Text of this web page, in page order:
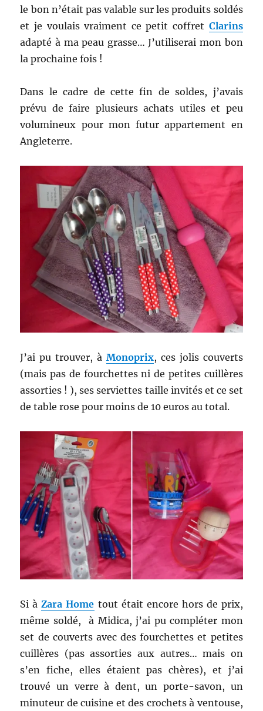
le bon n’était pas valable sur les produits soldés
et je voulais vraiment ce petit coffret Clarins
adapté à ma peau grasse… J’utiliserai mon bon
la prochaine fois !
Dans le cadre de cette fin de soldes, j’avais
prévu de faire plusieurs achats utiles et peu
volumineux pour mon futur appartement en
Angleterre.
J’ai pu trouver, à Monoprix, ces jolis couverts
(mais pas de fourchettes ni de petites cuillères
assorties ! ), ses serviettes taille invités et ce set
de table rose pour moins de 10 euros au total.
Si àZara Home tout était encore hors de prix,
même soldé, à Midica, j’ai pu compléter mon
set de couverts avec des fourchettes et petites
cuillères (pas assorties aux autres… mais on
s’en fiche, elles étaient pas chères), et j’ai
trouvé un verre à dent, un porte-savon, un
minuteur de cuisine et des crochets à ventouse,